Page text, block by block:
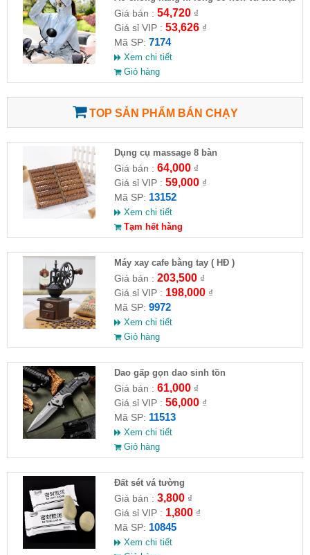
Giá bán : 54,720₫
Giá sỉ VIP : 53,626₫
Mã SP: 7174
Xem chi tiết
Giỏ hàng
TOP SẢN PHẨM BÁN CHẠY
Dụng cụ massage 8 bàn
Giá bán : 64,000₫
Giá sỉ VIP : 59,000₫
Mã SP: 13152
Xem chi tiết
Tạm hết hàng
Máy xay cafe bằng tay ( HĐ )
Giá bán : 203,500₫
Giá sỉ VIP : 198,000₫
Mã SP: 9972
Xem chi tiết
Giỏ hàng
Dao gấp gọn dao sinh tồn
Giá bán : 61,000₫
Giá sỉ VIP : 56,000₫
Mã SP: 11513
Xem chi tiết
Giỏ hàng
Đất sét vá tường
Giá bán : 3,800₫
Giá sỉ VIP : 1,800₫
Mã SP: 10845
Xem chi tiết